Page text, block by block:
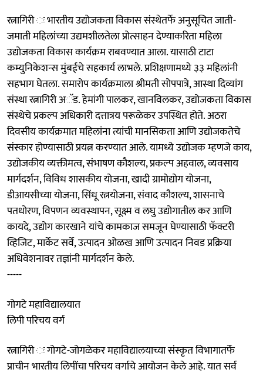
रत्नागिरी ः भारतीय उद्योजकता विकास संस्थेतर्फे अनुसूचित जाती-
जमाती महिलांच्या उद्यमशीलतेला प्रोत्साहन देण्याकरिता महिला
उद्योजकता विकास कार्यक्रम राबवण्यात आला. यासाठी टाटा
कम्युनिकेशन्स मुंबईचे सहकार्य लाभले. प्रशिक्षणामध्ये ३३ महिलांनी
सहभाग घेतला. समारोप कार्यक्रमाला श्रीमती सोपपात्रे, आस्था दिव्यांग
संस्था रत्नागिरी अॅड. हेमांगी पालकर, खानविलकर, उद्योजकता विकास
संस्थेचे प्रकल्प अधिकारी दत्तात्रय परूळेकर उपस्थित होते. अठरा
दिवसीय कार्यक्रमात महिलांना त्यांची मानसिकता आणि उद्योजकतेचे
संस्कार होण्यासाठी प्रयत्न करण्यात आले. यामध्ये उद्योजक म्हणजे काय,
उद्योजकीय व्यक्तीमत्व, संभाषण कौशल्य, प्रकल्प अहवाल, व्यवसाय
मार्गदर्शन, विविध शासकीय योजना, खादी ग्रामोद्योग योजना,
डीआयसीच्या योजना, सिंधू रत्नयोजना, संवाद कौशल्य, शासनाचे
पतधोरण, विपणन व्यवस्थापन, सूक्ष्म व लघु उद्योगातील कर आणि
कायदे, उद्योग कारखाने यांचे कामकाज समजून घेण्यासाठी फॅक्टरी
व्हिजिट, मार्केट सर्वे, उत्पादन ओळख आणि उत्पादन निवड प्रक्रिया
अधिवेशनावर तज्ञांनी मार्गदर्शन केले.
-----
गोगटे महाविद्यालयात
लिपी परिचय वर्ग
रत्नागिरी ः गोगटे-जोगळेकर महाविद्यालयाच्या संस्कृत विभागातर्फे
प्राचीन भारतीय लिपींचा परिचय वर्गाचे आयोजन केले आहे. यात सर्व